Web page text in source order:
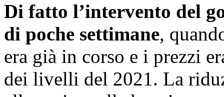
Di fatto l’intervento del
di poche settimane,
era già in corso e i prezzi
dei livelli del 2021. La